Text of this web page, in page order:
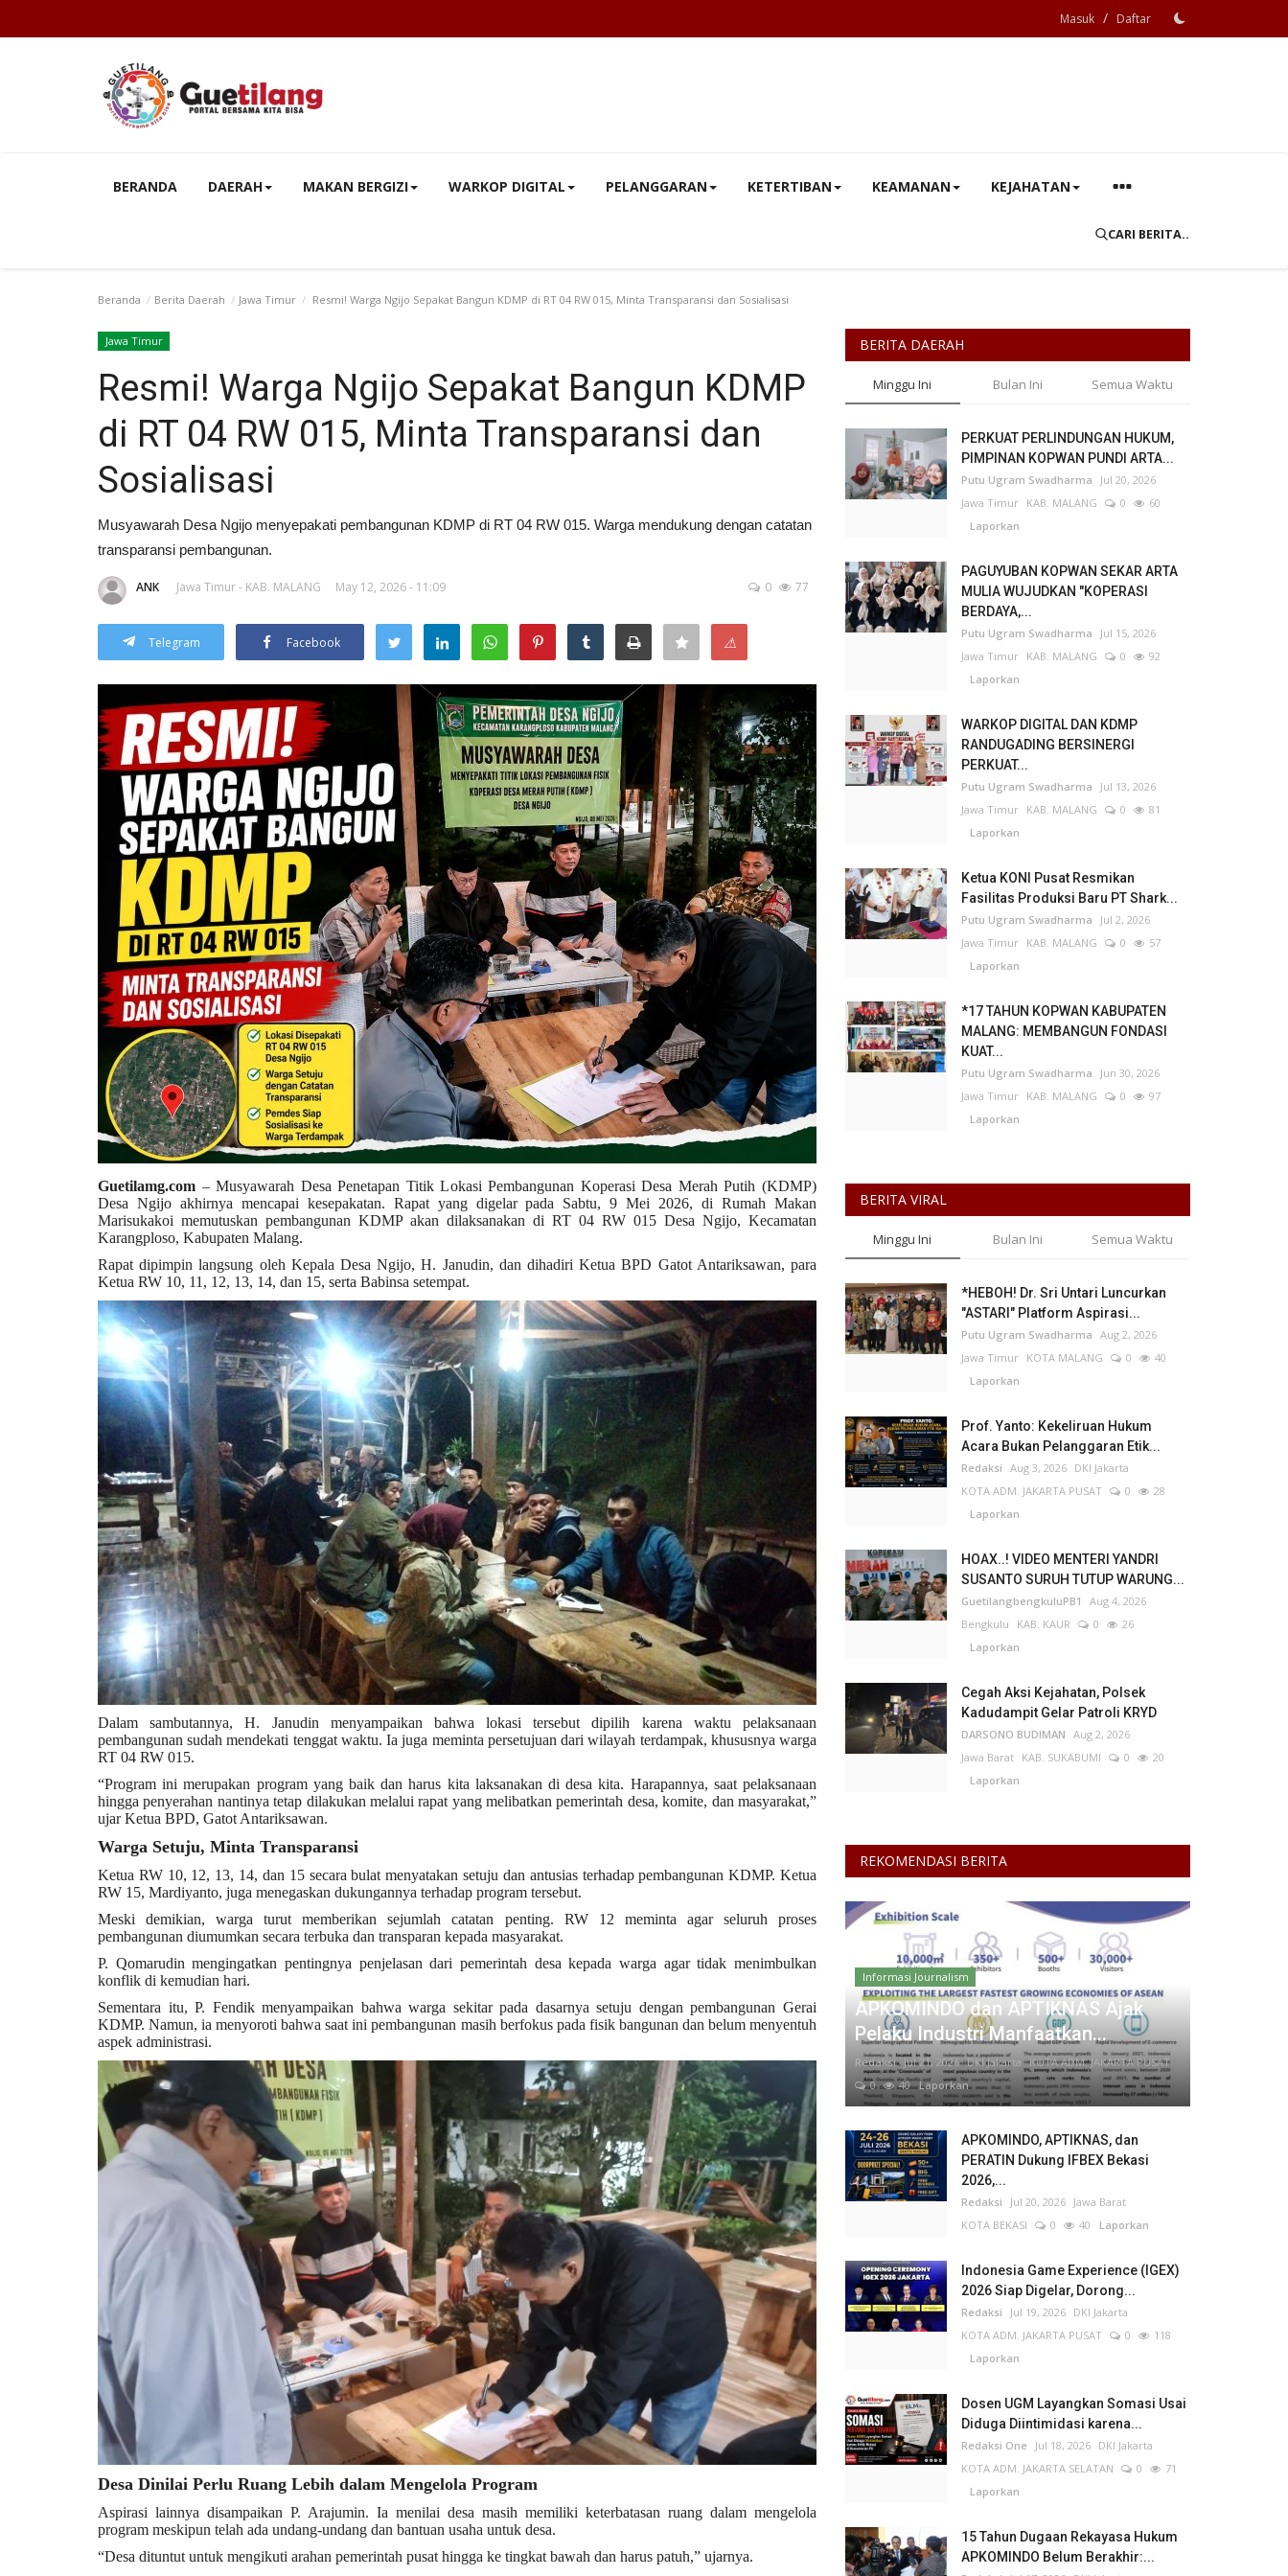
Masuk / Daftar
BERANDA DAERAH MAKAN BERGIZI WARKOP DIGITAL PELANGGARAN KETERTIBAN KEAMANAN KEJAHATAN
CARI BERITA..
Beranda Berita Daerah Jawa Timur Resmi! Warga Ngijo Sepakat Bangun KDMP di RT 04 RW 015, Minta Transparansi dan Sosialisasi
Jawa Timur
Resmi! Warga Ngijo Sepakat Bangun KDMP
di RT 04 RW 015, Minta Transparansi dan
Sosialisasi
Musyawarah Desa Ngijo menyepakati pembangunan KDMP di RT 04 RW 015. Warga mendukung dengan catatan
transparansi pembangunan.
ANK Jawa Timur - KAB. MALANG May 12, 2026 - 11:09 0 77
Telegram Facebook ⚠
Guetilamg.com – Musyawarah Desa Penetapan Titik Lokasi Pembangunan Koperasi Desa Merah Putih (KDMP)
Desa Ngijo akhirnya mencapai kesepakatan. Rapat yang digelar pada Sabtu, 9 Mei 2026, di Rumah Makan
Marisukakoi memutuskan pembangunan KDMP akan dilaksanakan di RT 04 RW 015 Desa Ngijo, Kecamatan
Karangploso, Kabupaten Malang.
Rapat dipimpin langsung oleh Kepala Desa Ngijo, H. Janudin, dan dihadiri Ketua BPD Gatot Antariksawan, para
Ketua RW 10, 11, 12, 13, 14, dan 15, serta Babinsa setempat.
Dalam sambutannya, H. Janudin menyampaikan bahwa lokasi tersebut dipilih karena waktu pelaksanaan
pembangunan sudah mendekati tenggat waktu. Ia juga meminta persetujuan dari wilayah terdampak, khususnya warga
RT 04 RW 015.
“Program ini merupakan program yang baik dan harus kita laksanakan di desa kita. Harapannya, saat pelaksanaan
hingga penyerahan nantinya tetap dilakukan melalui rapat yang melibatkan pemerintah desa, komite, dan masyarakat,”
ujar Ketua BPD, Gatot Antariksawan.
Warga Setuju, Minta Transparansi
Ketua RW 10, 12, 13, 14, dan 15 secara bulat menyatakan setuju dan antusias terhadap pembangunan KDMP. Ketua
RW 15, Mardiyanto, juga menegaskan dukungannya terhadap program tersebut.
Meski demikian, warga turut memberikan sejumlah catatan penting. RW 12 meminta agar seluruh proses
pembangunan diumumkan secara terbuka dan transparan kepada masyarakat.
P. Qomarudin mengingatkan pentingnya penjelasan dari pemerintah desa kepada warga agar tidak menimbulkan
konflik di kemudian hari.
Sementara itu, P. Fendik menyampaikan bahwa warga sekitar pada dasarnya setuju dengan pembangunan Gerai
KDMP. Namun, ia menyoroti bahwa saat ini pembangunan masih berfokus pada fisik bangunan dan belum menyentuh
aspek administrasi.
Desa Dinilai Perlu Ruang Lebih dalam Mengelola Program
Aspirasi lainnya disampaikan P. Arajumin. Ia menilai desa masih memiliki keterbatasan ruang dalam mengelola
program meskipun telah ada undang-undang dan bantuan usaha untuk desa.
“Desa dituntut untuk mengikuti arahan pemerintah pusat hingga ke tingkat bawah dan harus patuh,” ujarnya.
BERITA DAERAH
Minggu Ini Bulan Ini Semua Waktu
PERKUAT PERLINDUNGAN HUKUM,
PIMPINAN KOPWAN PUNDI ARTA...
Putu Ugram Swadharma
Jul 20, 2026
Jawa Timur KAB. MALANG 0
60
Laporkan
PAGUYUBAN KOPWAN SEKAR ARTA
MULIA WUJUDKAN "KOPERASI
BERDAYA,...
Putu Ugram Swadharma
Jul 15, 2026
Jawa Timur KAB. MALANG 0
92
Laporkan
WARKOP DIGITAL DAN KDMP
RANDUGADING BERSINERGI
PERKUAT...
Putu Ugram Swadharma
Jul 13, 2026
Jawa Timur KAB. MALANG 0
81
Laporkan
Ketua KONI Pusat Resmikan
Fasilitas Produksi Baru PT Shark...
Putu Ugram Swadharma
Jul 2, 2026
Jawa Timur KAB. MALANG 0
57
Laporkan
*17 TAHUN KOPWAN KABUPATEN
MALANG: MEMBANGUN FONDASI
KUAT...
Putu Ugram Swadharma
Jun 30, 2026
Jawa Timur KAB. MALANG 0
97
Laporkan
BERITA VIRAL
Minggu Ini Bulan Ini Semua Waktu
*HEBOH! Dr. Sri Untari Luncurkan
"ASTARI" Platform Aspirasi...
Putu Ugram Swadharma Aug 2, 2026
Jawa Timur KOTA MALANG 0
40
Laporkan
Prof. Yanto: Kekeliruan Hukum
Acara Bukan Pelanggaran Etik...
Redaksi Aug 3, 2026 DKI Jakarta
KOTA ADM. JAKARTA PUSAT
0
28
Laporkan
HOAX..! VIDEO MENTERI YANDRI
SUSANTO SURUH TUTUP WARUNG...
GuetilangbengkuluPB1
Aug 4, 2026
Bengkulu
KAB. KAUR 0
26
Laporkan
Cegah Aksi Kejahatan, Polsek
Kadudampit Gelar Patroli KRYD
DARSONO BUDIMAN Aug 2, 2026
Jawa Barat KAB. SUKABUMI 0
20
Laporkan
REKOMENDASI BERITA
Informasi Journalism
APKOMINDO dan APTIKNAS Ajak
Pelaku Industri Manfaatkan...
Redaksi Jul 21, 2026 DKI Jakarta KOTA ADM. JAKARTA PUSAT
0
40Laporkan
APKOMINDO, APTIKNAS, dan
PERATIN Dukung IFBEX Bekasi
2026,...
Redaksi Jul 20, 2026 Jawa Barat
KOTA BEKASI
0 40 Laporkan
Indonesia Game Experience (IGEX)
2026 Siap Digelar, Dorong...
Redaksi Jul 19, 2026 DKI Jakarta
KOTA ADM. JAKARTA PUSAT
0
118
Laporkan
Dosen UGM Layangkan Somasi Usai
Diduga Diintimidasi karena...
Redaksi One Jul 18, 2026 DKI Jakarta
KOTA ADM. JAKARTA SELATAN
0
71
Laporkan
15 Tahun Dugaan Rekayasa Hukum
APKOMINDO Belum Berakhir:...